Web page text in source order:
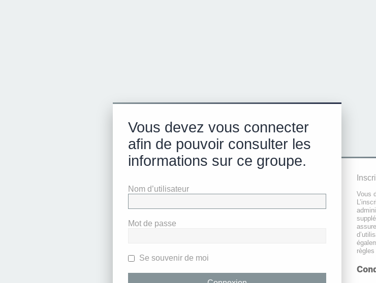
Vous devez vous connecter
afin de pouvoir consulter les
informations sur ce groupe.
Nom d’utilisateur
Mot de passe
Se souvenir de moi
Vous